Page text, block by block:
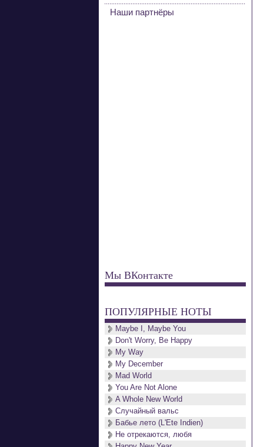
Наши партнёры
Мы ВКонтакте
ПОПУЛЯРНЫЕ НОТЫ
Maybe I, Maybe You
Don't Worry, Be Happy
My Way
My December
Mad World
You Are Not Alone
A Whole New World
Случайный вальс
Бабье лето (L'Ete Indien)
Не отрекаются, любя